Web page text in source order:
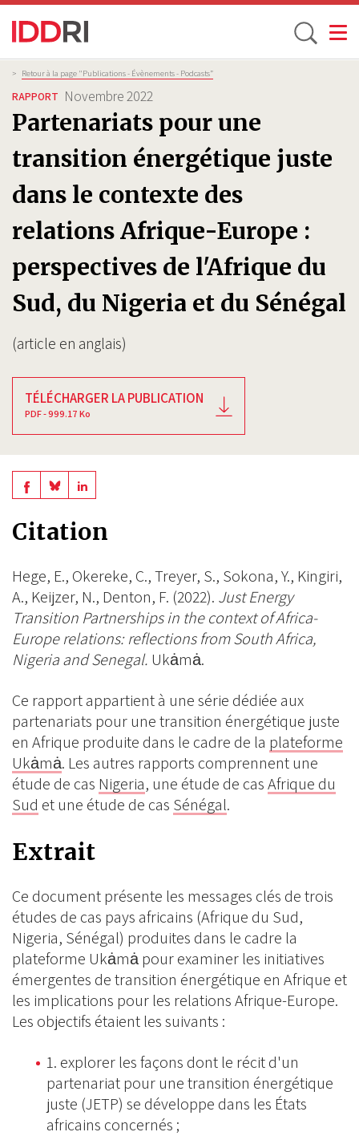
Aller
au
contenu
principal
Toggle
Fil
d'Ariane
> Retour à la page "Publications - Évènements - Podcasts”
RAPPORT Novembre 2022
Partenariats pour une
transition énergétique juste
dans le contexte des
relations Afrique-Europe :
perspectives de l'Afrique du
Sud, du Nigeria et du Sénégal
(article en anglais)
TÉLÉCHARGER LA PUBLICATION
PDF - 999.17 Ko
Share
on
Share
BlueSky
Share
Linkedin
Citation
Hege, E., Okereke, C., Treyer, S., Sokona, Y., Kingiri,
A., Keijzer, N., Denton, F. (2022). Just Energy
Transition Partnerships in the context of Africa-
Europe relations: reflections from South Africa,
Nigeria and Senegal. Ukȧmȧ.
Ce rapport appartient à une série dédiée aux
partenariats pour une transition énergétique juste
en Afrique produite dans le cadre de la plateforme
Ukȧmȧ. Les autres rapports comprennent une
étude de cas Nigeria, une étude de casAfrique du
Sud et une étude de cas Sénégal.
Extrait
Ce document présente les messages clés de trois
études de cas pays africains (Afrique du Sud,
Nigeria, Sénégal) produites dans le cadre la
plateforme Ukȧmȧ pour examiner les initiatives
émergentes de transition énergétique en Afrique et
les implications pour les relations Afrique-Europe.
Les objectifs étaient les suivants :
1. explorer les façons dont le récit d'un
partenariat pour une transition énergétique
juste (JETP) se développe dans les États
africains concernés ;